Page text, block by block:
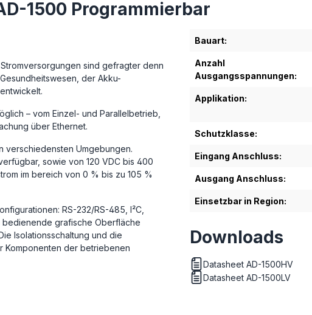
1500 Programmierbar
sind gefragter denn
der Akku-
entwickelt.
– vom Einzel- und Parallelbetrieb,
über Ethernet.
verschiedensten Umgebungen.
sowie von 120 VDC bis 400
im bereich von 0 % bis zu 105 %
RS-232/RS-485, I²C,
bedienende grafische Oberfläche
Isolationsschaltung und die
Komponenten der betriebenen
Bauart:
Anzahl
Ausgangsspannungen:
Applikation:
Schutzklasse:
Eingang Anschluss:
Ausgang Anschluss:
Einsetzbar in Region:
Downloads
Datasheet AD-1500HV
Datasheet AD-1500LV